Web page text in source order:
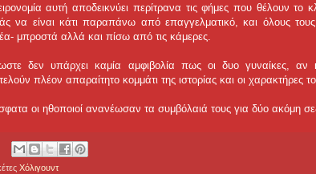
αυτή αποδεικνύει περίτρανα τις φήμες που θέλουν το
να είναι κάτι παραπάνω από επαγγελματικό, και όλους
μπροστά αλλά και πίσω από τις κάμερες.
δεν υπάρχει καμία αμφιβολία πως οι δυο γυναίκες,
πλέον απαραίτητο κομμάτι της ιστορίας και οι χαρακτήρες
οι ηθοποιοί ανανέωσαν τα συμβόλαιά τους για δύο ακόμη
Χόλιγουντ